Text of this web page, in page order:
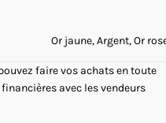
Or jaune, Argent, Or
faire vos achats en toute
avec les vendeurs